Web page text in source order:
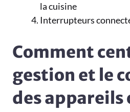
la cuisine
Interrupteurs
Comment
gestion et le
des appareils